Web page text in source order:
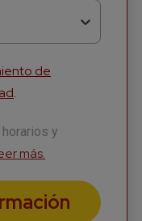
de
.
y
más.